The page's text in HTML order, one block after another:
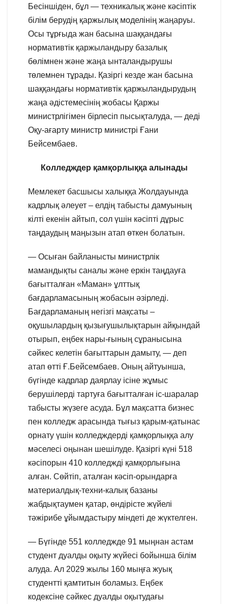
Бесіншіден, бұл — техникалық және кәсіптік
білім берудің қаржылық моделінің жаңаруы.
Осы тұрғыда жан басына шаққандағы
нормативтік қаржыландыру базалық
бөлімнен және жаңа ынталандырушы
төлемнен тұрады. Қазіргі кезде жан басына
шаққандағы нормативтік қаржыландырудың
жаңа әдістемесінің жобасы Қаржы
министрлігімен бірлесіп пысықталуда, — деді
Оқу-ағарту министр министрі Ғани
Бейсембаев.
Колледждер қамқорлыққа алынады
Мемлекет басшысы халыққа Жолдауында
кадрлық әлеует – елдің табысты дамуының
кілті екенін айтып, сол үшін кәсіпті дұрыс
таңдаудың маңызын атап өткен болатын.
— Осыған байланысты министрлік
мамандықты саналы және еркін таңдауға
бағытталған «Маман» ұлттық
бағдарламасының жобасын әзірледі.
Бағдарламаның негізгі мақсаты –
оқушылардың қызығушылықтарын айқындай
отырып, еңбек нары-ғының сұранысына
сәйкес келетін бағыттарын дамыту, — деп
атап өтті Ғ.Бейсембаев. Оның айтуынша,
бүгінде кадрлар даярлау ісіне жұмыс
берушілерді тартуға бағытталған іс-шаралар
табысты жүзеге асуда. Бұл мақсатта бизнес
пен колледж арасында тығыз қарым-қатынас
орнату үшін колледждерді қамқорлыққа алу
мәселесі оңынан шешілуде. Қазіргі күні 518
кәсіпорын 410 колледжді қамқорлығына
алған. Сөйтіп, аталған кәсіп-орындарға
материалдық-техни-калық базаны
жабдықтаумен қатар, өндірісте жүйелі
тәжірибе ұйымдастыру міндеті де жүктелген.
— Бүгінде 551 колледжде 91 мыңнан астам
студент дуалды оқыту жүйесі бойынша білім
алуда. Ал 2029 жылы 160 мыңға жуық
студентті қамтитын боламыз. Еңбек
кодексіне сәйкес дуалды оқытудағы